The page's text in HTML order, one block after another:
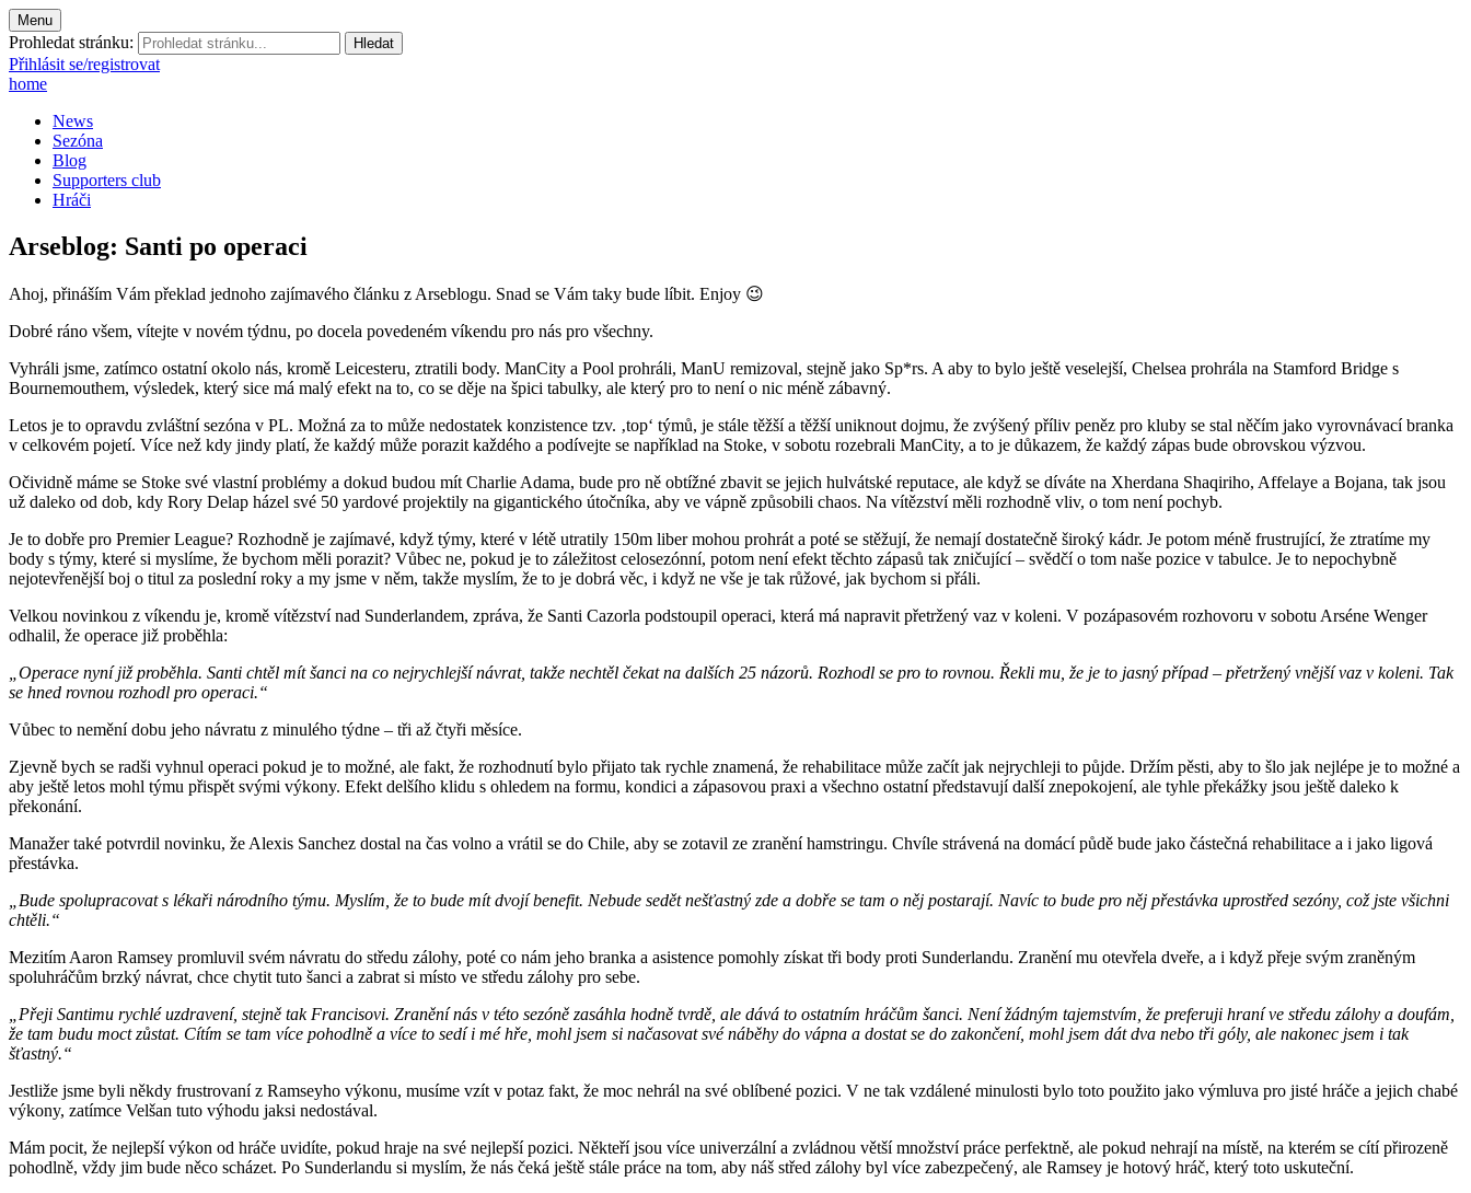
Menu
Prohledat stránku:
Přihlásit se/registrovat
home
News
Sezóna
Blog
Supporters club
Hráči
Arseblog: Santi po operaci
Ahoj, přináším Vám překlad jednoho zajímavého článku z Arseblogu. Snad se Vám taky bude líbit. Enjoy 😉
Dobré ráno všem, vítejte v novém týdnu, po docela povedeném víkendu pro nás pro všechny.
Vyhráli jsme, zatímco ostatní okolo nás, kromě Leicesteru, ztratili body. ManCity a Pool prohráli, ManU remizoval, stejně jako Sp*rs. A aby to bylo ještě veselejší, Chelsea prohrála na Stamford Bridge s
Bournemouthem, výsledek, který sice má malý efekt na to, co se děje na špici tabulky, ale který pro to není o nic méně zábavný.
Letos je to opravdu zvláštní sezóna v PL. Možná za to může nedostatek konzistence tzv. ‚top‘ týmů, je stále těžší a těžší uniknout dojmu, že zvýšený příliv peněz pro kluby se stal něčím jako vyrovnávací branka
v celkovém pojetí. Více než kdy jindy platí, že každý může porazit každého a podívejte se například na Stoke, v sobotu rozebrali ManCity, a to je důkazem, že každý zápas bude obrovskou výzvou.
Očividně máme se Stoke své vlastní problémy a dokud budou mít Charlie Adama, bude pro ně obtížné zbavit se jejich hulvátské reputace, ale když se díváte na Xherdana Shaqiriho, Affelaye a Bojana, tak jsou
už daleko od dob, kdy Rory Delap házel své 50 yardové projektily na gigantického útočníka, aby ve vápně způsobili chaos. Na vítězství měli rozhodně vliv, o tom není pochyb.
Je to dobře pro Premier League? Rozhodně je zajímavé, když týmy, které v létě utratily 150m liber mohou prohrát a poté se stěžují, že nemají dostatečně široký kádr. Je potom méně frustrující, že ztratíme my
body s týmy, které si myslíme, že bychom měli porazit? Vůbec ne, pokud je to záležitost celosezónní, potom není efekt těchto zápasů tak zničující – svědčí o tom naše pozice v tabulce. Je to nepochybně
nejotevřenější boj o titul za poslední roky a my jsme v něm, takže myslím, že to je dobrá věc, i když ne vše je tak růžové, jak bychom si přáli.
Velkou novinkou z víkendu je, kromě vítězství nad Sunderlandem, zpráva, že Santi Cazorla podstoupil operaci, která má napravit přetržený vaz v koleni. V pozápasovém rozhovoru v sobotu Arséne Wenger
odhalil, že operace již proběhla:
„Operace nyní již proběhla. Santi chtěl mít šanci na co nejrychlejší návrat, takže nechtěl čekat na dalších 25 názorů. Rozhodl se pro to rovnou. Řekli mu, že je to jasný případ – přetržený vnější vaz v koleni. Tak
se hned rovnou rozhodl pro operaci.“
Vůbec to nemění dobu jeho návratu z minulého týdne – tři až čtyři měsíce.
Zjevně bych se radši vyhnul operaci pokud je to možné, ale fakt, že rozhodnutí bylo přijato tak rychle znamená, že rehabilitace může začít jak nejrychleji to půjde. Držím pěsti, aby to šlo jak nejlépe je to možné a
aby ještě letos mohl týmu přispět svými výkony. Efekt delšího klidu s ohledem na formu, kondici a zápasovou praxi a všechno ostatní představují další znepokojení, ale tyhle překážky jsou ještě daleko k
překonání.
Manažer také potvrdil novinku, že Alexis Sanchez dostal na čas volno a vrátil se do Chile, aby se zotavil ze zranění hamstringu. Chvíle strávená na domácí půdě bude jako částečná rehabilitace a i jako ligová
přestávka.
„Bude spolupracovat s lékaři národního týmu. Myslím, že to bude mít dvojí benefit. Nebude sedět nešťastný zde a dobře se tam o něj postarají. Navíc to bude pro něj přestávka uprostřed sezóny, což jste všichni
chtěli.“
Mezitím Aaron Ramsey promluvil svém návratu do středu zálohy, poté co nám jeho branka a asistence pomohly získat tři body proti Sunderlandu. Zranění mu otevřela dveře, a i když přeje svým zraněným
spoluhráčům brzký návrat, chce chytit tuto šanci a zabrat si místo ve středu zálohy pro sebe.
„Přeji Santimu rychlé uzdravení, stejně tak Francisovi. Zranění nás v této sezóně zasáhla hodně tvrdě, ale dává to ostatním hráčům šanci. Není žádným tajemstvím, že preferuji hraní ve středu zálohy a doufám,
že tam budu moct zůstat. Cítím se tam více pohodlně a více to sedí i mé hře, mohl jsem si načasovat své náběhy do vápna a dostat se do zakončení, mohl jsem dát dva nebo tři góly, ale nakonec jsem i tak
šťastný.“
Jestliže jsme byli někdy frustrovaní z Ramseyho výkonu, musíme vzít v potaz fakt, že moc nehrál na své oblíbené pozici. V ne tak vzdálené minulosti bylo toto použito jako výmluva pro jisté hráče a jejich chabé
výkony, zatímce Velšan tuto výhodu jaksi nedostával.
Mám pocit, že nejlepší výkon od hráče uvidíte, pokud hraje na své nejlepší pozici. Někteří jsou více univerzální a zvládnou větší množství práce perfektně, ale pokud nehrají na místě, na kterém se cítí přirozeně
pohodlně, vždy jim bude něco scházet. Po Sunderlandu si myslím, že nás čeká ještě stále práce na tom, aby náš střed zálohy byl více zabezpečený, ale Ramsey je hotový hráč, který toto uskuteční.